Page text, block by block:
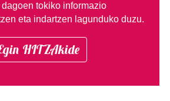
tokiko informazio
eta indartzen lagunduko duzu.
HITZAkide